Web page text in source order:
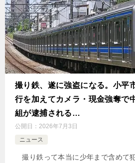
撮り鉄、遂に強盗になる。小平
行を加えてカメラ・現金強奪で
組が逮捕される…
公開日： 2026年7月3日
ニュース
撮り鉄って本当に少年まで含めて